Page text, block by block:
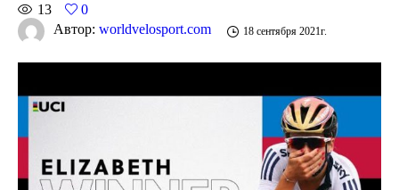
13
0
Автор: worldvelosport.com 18 сентября 2021г.